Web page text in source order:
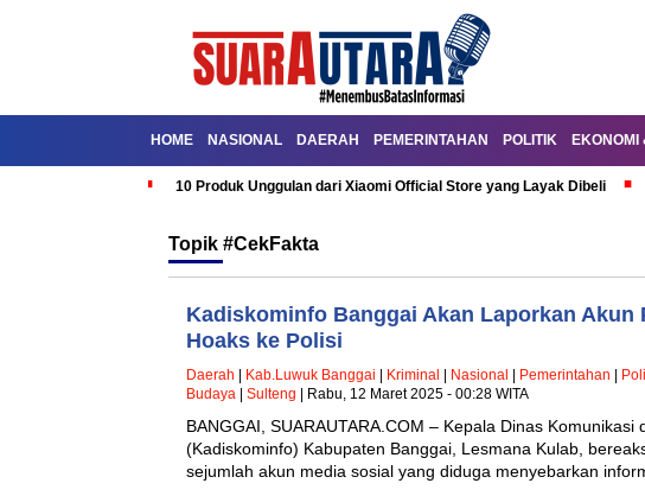
HOME NASIONAL DAERAH PEMERINTAHAN POLITIK EKONOMI
10 Produk Unggulan dari Xiaomi Official Store yang Layak Dibeli
Topik #CekFakta
Kadiskominfo Banggai Akan Laporkan Akun
Hoaks ke Polisi
Daerah Kab.Luwuk Banggai Kriminal Nasional Pemerintahan
Budaya
Sulteng | Rabu, 12 Maret 2025 - 00:28 WITA
BANGGAI, SUARAUTARA.COM – Kepala Dinas Komunikasi
(Kadiskominfo) Kabupaten Banggai, Lesmana Kulab,
sejumlah akun media sosial yang diduga menyebarkan